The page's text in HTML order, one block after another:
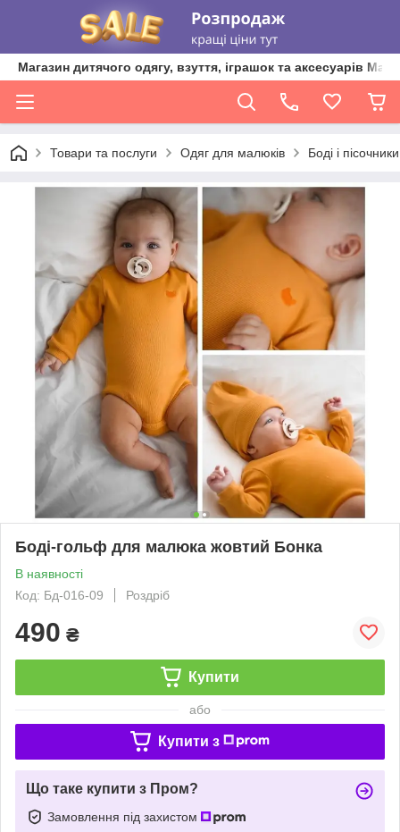
Магазин дитячого одягу, взуття, іграшок та аксесуарів
Товари та послуги Одяг для малюків Боді і
Боді-гольф для малюка жовтий Бонка
В наявності
Код: Бд-016-09
Роздріб
490 ₴
Купити
або
Купити з
Що таке купити з Пром?
Замовлення під захистом